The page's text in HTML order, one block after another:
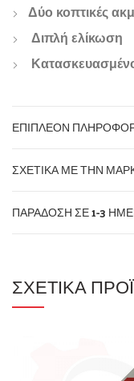
Δύο κοπτικές
Διπλή ελίκωση
ΕΠΙΠΛΈΟΝ
ΣΧΕΤΙΚΆ ΜΕ ΤΗΝ
ΠΑΡΆΔΟΣΗ ΣΕ 1-3
ΣΧΕΤΙΚΆ